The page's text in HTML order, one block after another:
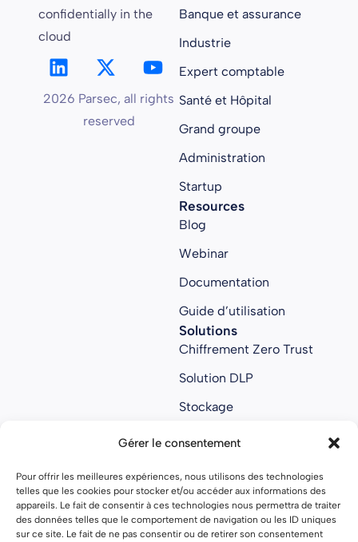
Gérer le consentement
Pour offrir les meilleures expériences, nous utilisons des technologies
telles que les cookies pour stocker et/ou accéder aux informations des
appareils. Le fait de consentir à ces technologies nous permettra de traiter
des données telles que le comportement de navigation ou les ID uniques
sur ce site. Le fait de ne pas consentir ou de retirer son consentement
confidentially in the
cloud
2026 Parsec, all rights
reserved
Banque et assurance
Industrie
Expert comptable
Santé et Hôpital
Grand groupe
Administration
Startup
Resources
Blog
Webinar
Documentation
Guide d’utilisation
Solutions
Chiffrement Zero Trust
Solution DLP
Stockage
Collaboratif
About us
À propos
Nous rejoindre